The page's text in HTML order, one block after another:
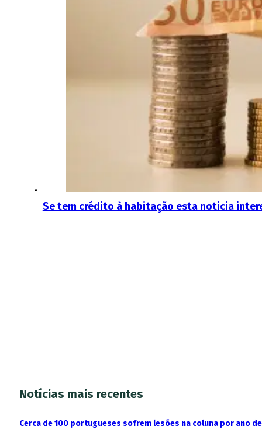
Se tem crédito à habitação esta noticia
Notícias mais recentes
Cerca de 100 portugueses sofrem lesões na coluna por ano